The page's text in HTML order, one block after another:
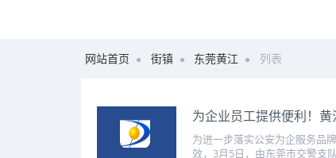
网站首页 街镇 东莞黄江 列表
为企业员工提供便利！
为进一步落实公安为企服务品
效，3月5日，由东莞市交警支